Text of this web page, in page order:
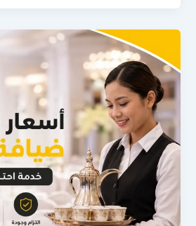
c
e
b
o
o
k
s
t
o
d
o
n
a
i
l
a